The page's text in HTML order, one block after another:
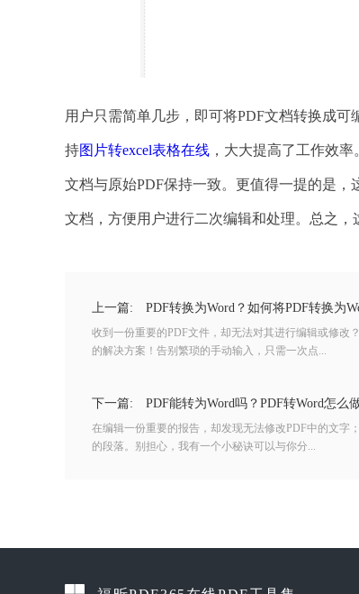
用户只需简单几步，即可将PDF文档转换成
持图片转excel表格在线 ，大大提高了工作效
文档与原始PDF保持一致。更值得一提的是，
文档，方便用户进行二次编辑和处理。总之，
上一篇: PDF转换为Word？如何将PDF转换为
收到一份重要的PDF文件，却无法对其进行编辑或修改
的解决方案！告别繁琐的手动输入，只需一次点...
下一篇: PDF能转为Word吗？PDF转Word怎么
在编辑一份重要的报告，却发现无法修改PDF中的文字
的段落。别担心，我有一个小秘诀可以与你分...